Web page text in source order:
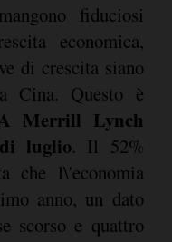
fiduciosi
economica,
di crescita siano
Cina. Questo è
Merrill Lynch
luglio. Il 52%
che l\'economia
anno, un dato
scorso e quattro